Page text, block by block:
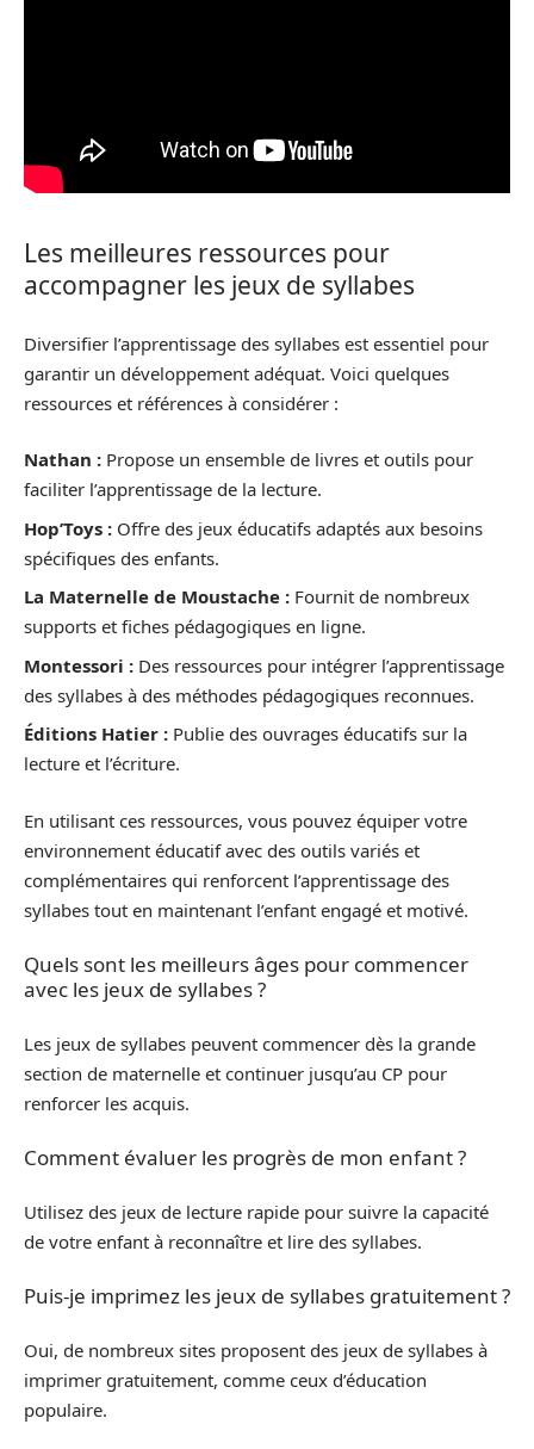
Les meilleures ressources pour
accompagner les jeux de syllabes
Diversifier l’apprentissage des syllabes est essentiel pour
garantir un développement adéquat. Voici quelques
ressources et références à considérer :
Nathan : Propose un ensemble de livres et outils pour
faciliter l’apprentissage de la lecture.
Hop’Toys : Offre des jeux éducatifs adaptés aux besoins
spécifiques des enfants.
La Maternelle de Moustache : Fournit de nombreux
supports et fiches pédagogiques en ligne.
Montessori : Des ressources pour intégrer l’apprentissage
des syllabes à des méthodes pédagogiques reconnues.
Éditions Hatier : Publie des ouvrages éducatifs sur la
lecture et l’écriture.
En utilisant ces ressources, vous pouvez équiper votre
environnement éducatif avec des outils variés et
complémentaires qui renforcent l’apprentissage des
syllabes tout en maintenant l’enfant engagé et motivé.
Quels sont les meilleurs âges pour commencer
avec les jeux de syllabes ?
Les jeux de syllabes peuvent commencer dès la grande
section de maternelle et continuer jusqu’au CP pour
renforcer les acquis.
Comment évaluer les progrès de mon enfant ?
Utilisez des jeux de lecture rapide pour suivre la capacité
de votre enfant à reconnaître et lire des syllabes.
Puis-je imprimez les jeux de syllabes gratuitement ?
Oui, de nombreux sites proposent des jeux de syllabes à
imprimer gratuitement, comme ceux d’éducation
populaire.